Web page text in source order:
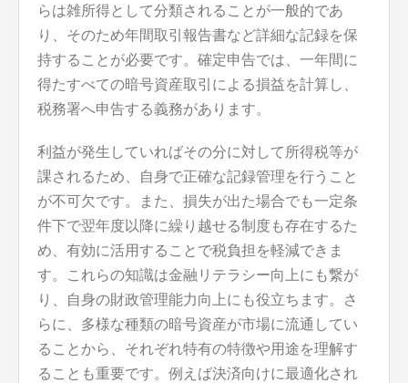
らは雑所得として分類されることが一般的であ
り、そのため年間取引報告書など詳細な記録を保
持することが必要です。確定申告では、一年間に
得たすべての暗号資産取引による損益を計算し、
税務署へ申告する義務があります。
利益が発生していればその分に対して所得税等が
課されるため、自身で正確な記録管理を行うこと
が不可欠です。また、損失が出た場合でも一定条
件下で翌年度以降に繰り越せる制度も存在するた
め、有効に活用することで税負担を軽減できま
す。これらの知識は金融リテラシー向上にも繋が
り、自身の財政管理能力向上にも役立ちます。さ
らに、多様な種類の暗号資産が市場に流通してい
ることから、それぞれ特有の特徴や用途を理解す
ることも重要です。例えば決済向けに最適化され